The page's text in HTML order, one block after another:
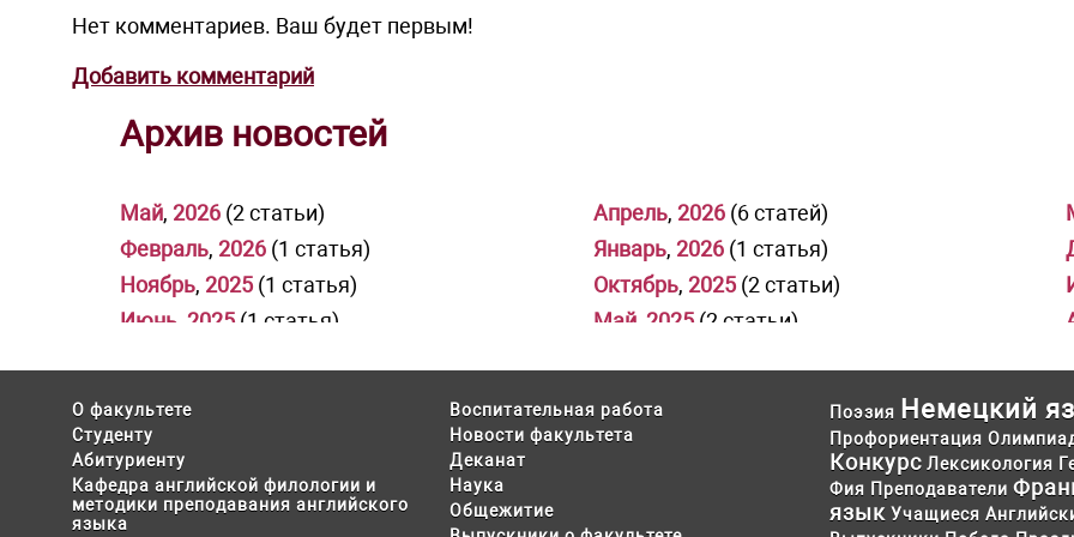
Нет комментариев. Ваш будет первым!
Добавить комментарий
Архив новостей
Май, 2026 (2 статьи) Апрель, 2026 (6 статей)
Февраль, 2026 (1 статья) Январь, 2026 (1 статья)
Ноябрь, 2025 (1 статья) Октябрь, 2025 (2 статьи)
Июнь 2025 (1 статья) Май, 2025 (2 статьи)
Июнь
Май
Март,2024 (3 статьи)
Декабрь,2023(5 статей)
О факультете
Студенту
Абитуриенту
Кафедра английской филологии и
методики преподавания английского
языка
Воспитательная работа
Новости факультета
Деканат
Наука
Общежитие
Поэзия Немецкий
Профориентация
Конкурс Лексикология
Фия Преподаватели
язык Учащиеся